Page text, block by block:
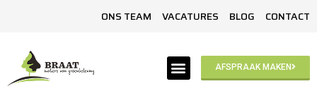
ONS TEAM VACATURES BLOG CONTACT
AFSPRAAK MAKEN